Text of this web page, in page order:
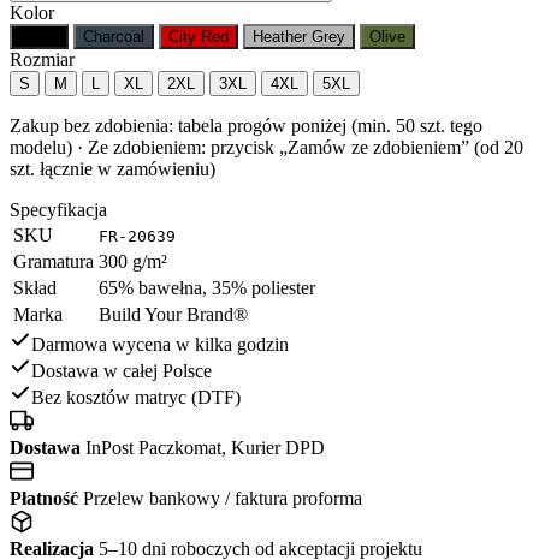
Kolor
Charcoal City Red Heather Grey Olive
Rozmiar
S M XL 2XL 3XL 4XL 5XL
Zakup bez zdobienia: tabela progów poniżej (min. 50 szt. tego
modelu) · Ze zdobieniem: przycisk „Zamów ze zdobieniem” (od 20
szt. łącznie w zamówieniu)
Specyfikacja
SKU
FR-20639
Gramatura 300 g/m²
Skład
65% bawełna, 35% poliester
Marka
Build Your Brand®
Darmowa wycena w kilka godzin
Dostawa w całej Polsce
Bez kosztów matryc (DTF)
Dostawa InPost Paczkomat, Kurier DPD
Płatność Przelew bankowy / faktura proforma
Realizacja 5–10 dni roboczych od akceptacji projektu